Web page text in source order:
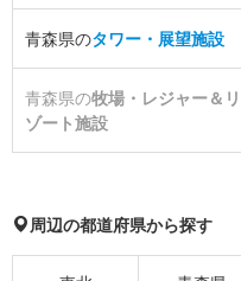
青森県のタワー・展望施設
青森県の牧場・レジャー＆リ
ゾート施設
周辺の都道府県から探す